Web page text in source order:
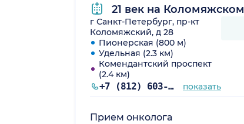
21 век на Коломяжском
г Санкт-Петербург, пр-кт
Коломяжский, д 28
Пионерская (800 м)
Удельная (2.3 км)
Комендантский проспект
(2.4 км)
+7 (812) 603-60-42 показать
Прием онколога